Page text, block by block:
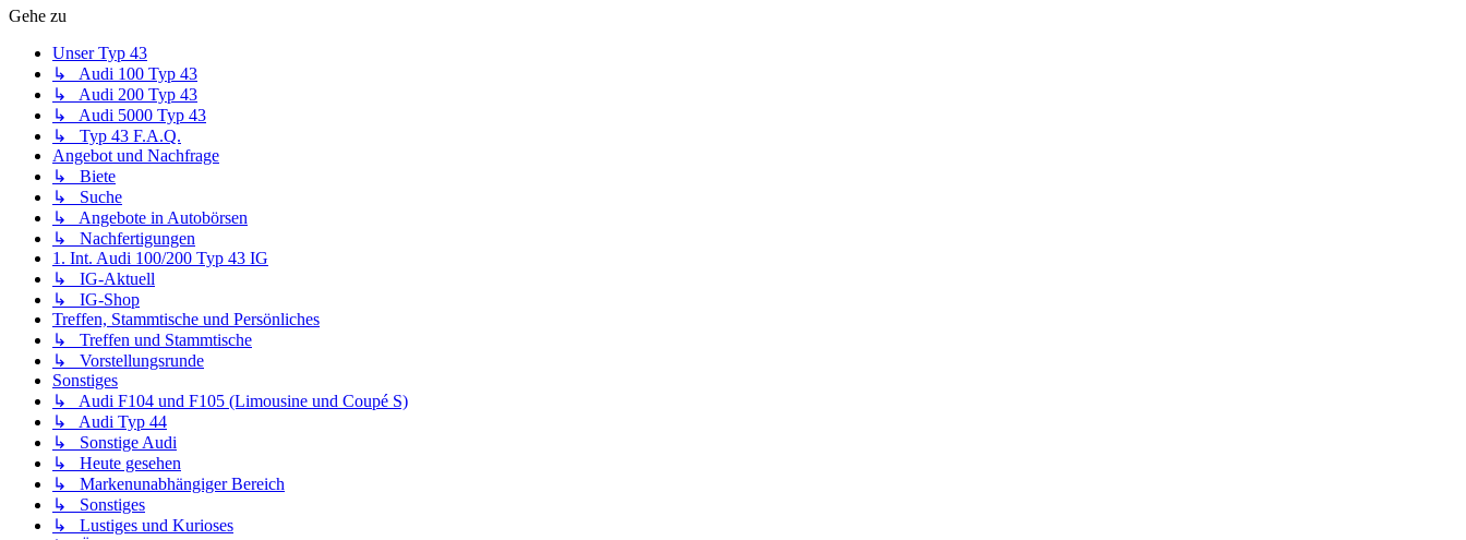
Gehe zu
Unser Typ 43
↳ Audi 100 Typ 43
↳ Audi 200 Typ 43
↳ Audi 5000 Typ 43
↳ Typ 43 F.A.Q.
Angebot und Nachfrage
↳ Biete
↳ Suche
↳ Angebote in Autobörsen
↳ Nachfertigungen
1. Int. Audi 100/200 Typ 43 IG
↳ IG-Aktuell
↳ IG-Shop
Treffen, Stammtische und Persönliches
↳ Treffen und Stammtische
↳ Vorstellungsrunde
Sonstiges
↳ Audi F104 und F105 (Limousine und Coupé S)
↳ Audi Typ 44
↳ Sonstige Audi
↳ Heute gesehen
↳ Markenunabhängiger Bereich
↳ Sonstiges
↳ Lustiges und Kurioses